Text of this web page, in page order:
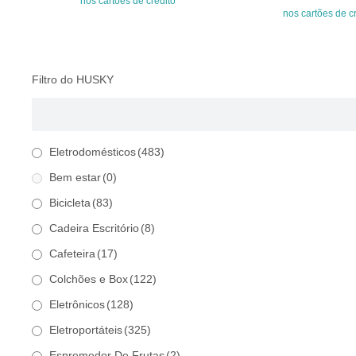
R$499,00.
nos cartões de
Filtro do HUSKY
Eletrodomésticos (483)
Bem estar (0)
Bicicleta (83)
Cadeira Escritório (8)
Cafeteira (17)
Colchões e Box (122)
Eletrônicos (128)
Eletroportáteis (325)